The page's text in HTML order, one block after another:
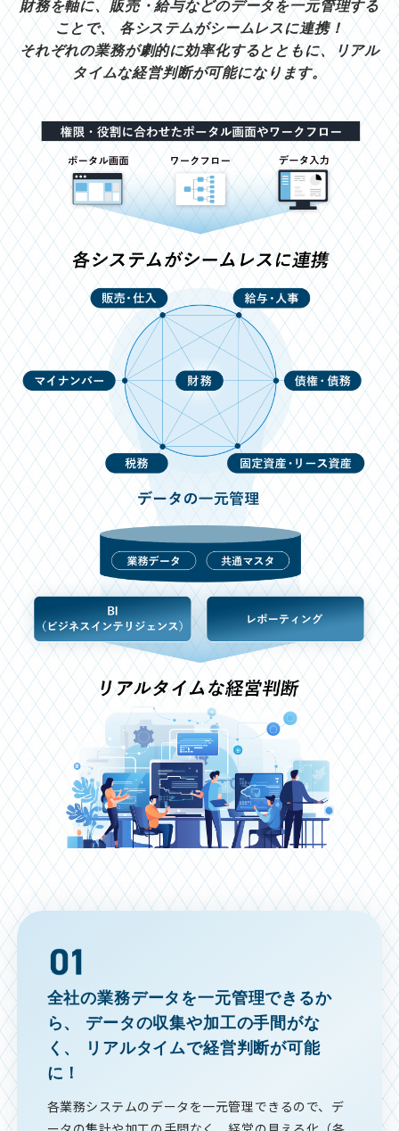
財務を軸に、販売・給与などのデータを一元管理する
ことで、
各システムがシームレスに連携！
それぞれの業務が劇的に効率化するとともに、リアル
タイムな経営判断が可能になります。
全社の業務データを一元管理できるか
ら、
データの収集や加工の手間がな
く、
リアルタイムで経営判断が可能
に！
各業務システムのデータを一元管理できるので、デ